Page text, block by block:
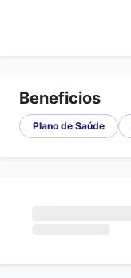
Beneficios
Plano de Saúde